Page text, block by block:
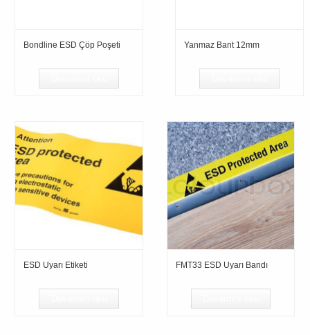
Bondline ESD Çöp Poşeti Yanmaz Bant 12mm
ESD Uyarı Etiketi FMT33 ESD Uyarı Bandı